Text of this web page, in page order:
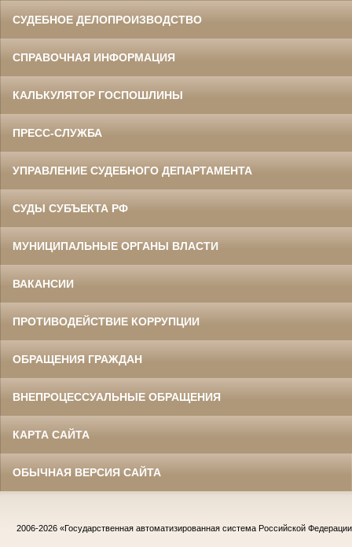
СУДЕБНОЕ ДЕЛОПРОИЗВОДСТВО
СПРАВОЧНАЯ ИНФОРМАЦИЯ
КАЛЬКУЛЯТОР ГОСПОШЛИНЫ
ПРЕСС-СЛУЖБА
УПРАВЛЕНИЕ СУДЕБНОГО ДЕПАРТАМЕНТА
СУДЫ СУБЪЕКТА РФ
МУНИЦИПАЛЬНЫЕ ОРГАНЫ ВЛАСТИ
ВАКАНСИИ
ПРОТИВОДЕЙСТВИЕ КОРРУПЦИИ
ОБРАЩЕНИЯ ГРАЖДАН
ВНЕПРОЦЕССУАЛЬНЫЕ ОБРАЩЕНИЯ
КАРТА САЙТА
ОБЫЧНАЯ ВЕРСИЯ САЙТА
2006-2026 «Государственная автоматизированная система Российской